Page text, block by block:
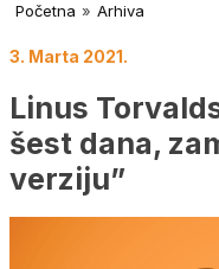
Početna » Arhiva
3. Marta 2021.
Linus
šest dana,
verziju”